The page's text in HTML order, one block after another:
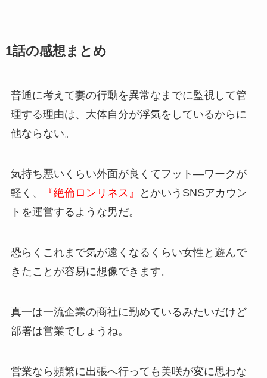
1話の感想まとめ
普通に考えて妻の行動を異常なまでに監視して管
理する理由は、大体自分が浮気をしているからに
他ならない。
気持ち悪いくらい外面が良くてフット―ワークが
軽く、
『絶倫ロンリネス』
とかいうSNSアカウン
トを運営するような男だ。
恐らくこれまで気が遠くなるくらい女性と遊んで
きたことが容易に想像できます。
真一は一流企業の商社に勤めているみたいだけど
部署は営業でしょうね。
営業なら頻繁に出張へ行っても美咲が変に思わな